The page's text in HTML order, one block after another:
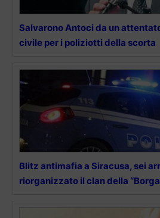
Salvarono Antoci da un
civile per i poliziotti della scorta
Blitz antimafia a Siracusa, sei
riorganizzato il clan della